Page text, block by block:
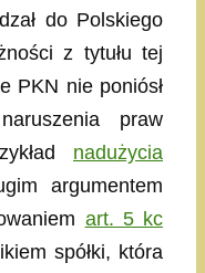
do Polskiego
z tytułu tej
PKN nie poniósł
praw
nadużycia
argumentem
art. 5 kc
spółki, która